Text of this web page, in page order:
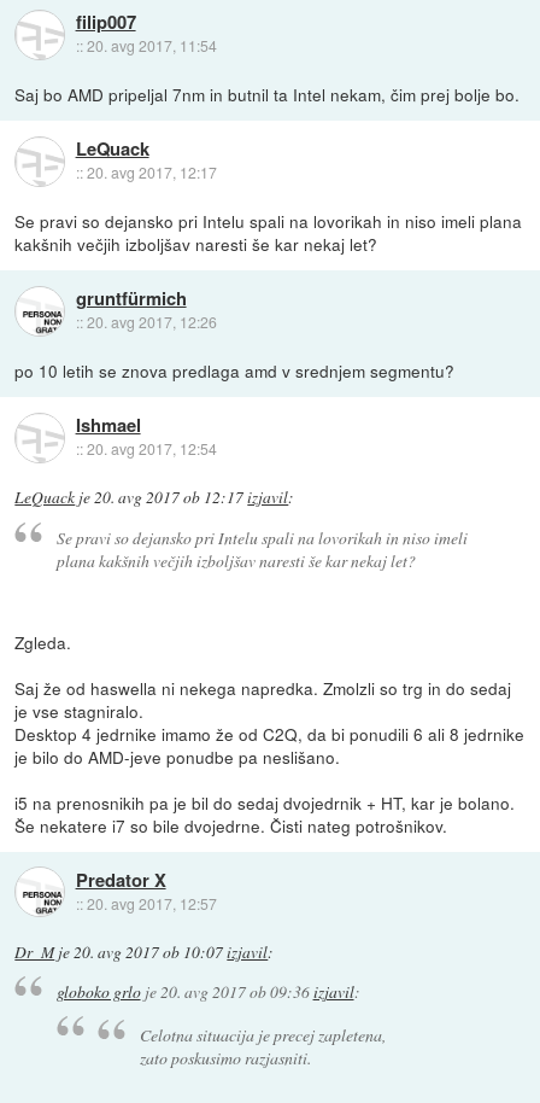
filip007
::20. avg 2017, 11:54
Saj bo AMD pripeljal 7nm in butnil ta Intel nekam, čim prej bolje bo.
LeQuack
::20. avg 2017, 12:17
Se pravi so dejansko pri Intelu spali na lovorikah in niso imeli plana
kakšnih večjih izboljšav naresti še kar nekaj let?
gruntfürmich
::20. avg 2017, 12:26
po 10 letih se znova predlaga amd v srednjem segmentu?
Ishmael
::20. avg 2017, 12:54
LeQuack je20. avg 2017 ob 12:17izjavil:
Se pravi so dejansko pri Intelu spali na lovorikah in niso imeli
plana kakšnih večjih izboljšav naresti še kar nekaj let?
Zgleda.
Saj že od haswella ni nekega napredka. Zmolzli so trg in do sedaj
je vse stagniralo.
Desktop 4 jedrnike imamo že od C2Q, da bi ponudili 6 ali 8 jedrnike
je bilo do AMD-jeve ponudbe pa neslišano.
i5 na prenosnikih pa je bil do sedaj dvojedrnik + HT, kar je bolano.
Še nekatere i7 so bile dvojedrne. Čisti nateg potrošnikov.
Predator X
::20. avg 2017, 12:57
Dr_Mje 20. avg 2017 ob 10:07izjavil:
globoko grloje20. avg 2017 ob 09:36izjavil:
Celotna situacija je precej zapletena,
zato poskusimo razjasniti.